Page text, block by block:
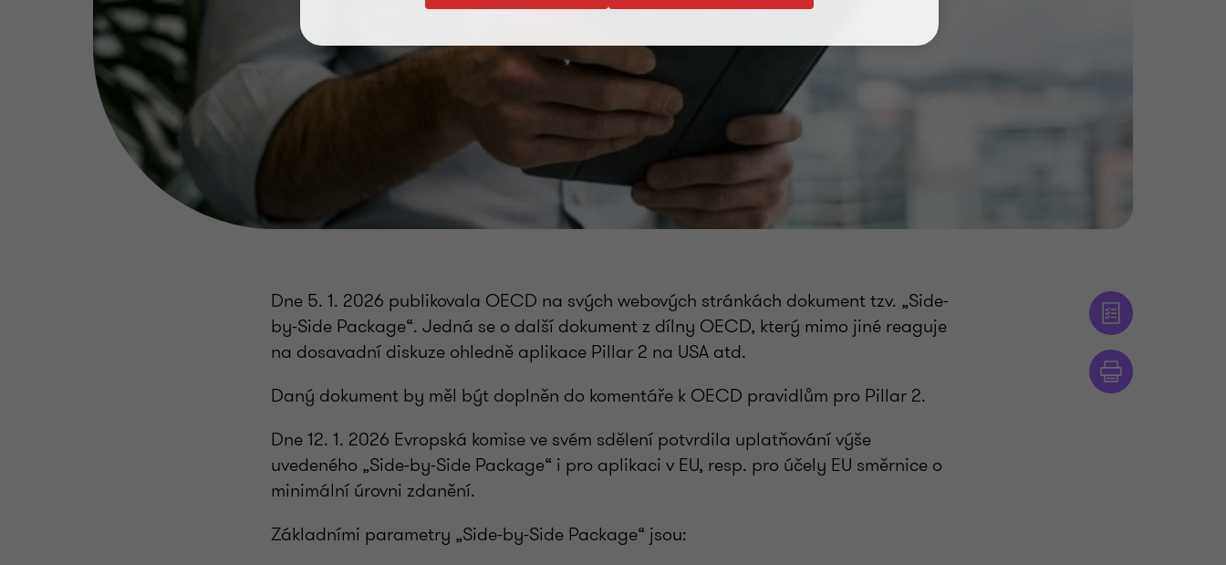
Dne 5. 1. 2026 publikovala OECD na svých webových stránkách dokument tzv. „Side-
by-Side Package“. Jedná se o další dokument z dílny OECD, který mimo jiné reaguje
na dosavadní diskuze ohledně aplikace Pillar 2 na USA atd.
Daný dokument by měl být doplněn do komentáře k OECD pravidlům pro Pillar 2.
Dne 12. 1. 2026 Evropská komise ve svém sdělení potvrdila uplatňování výše
uvedeného „Side-by-Side Package“ i pro aplikaci v EU, resp. pro účely EU směrnice o
minimální úrovni zdanění.
Základními parametry „Side-by-Side Package“ jsou: